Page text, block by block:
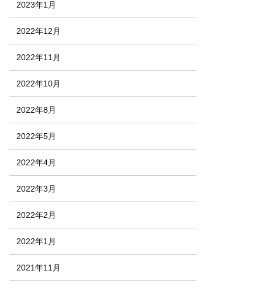
2023年1月
2022年12月
2022年11月
2022年10月
2022年8月
2022年5月
2022年4月
2022年3月
2022年2月
2022年1月
2021年11月